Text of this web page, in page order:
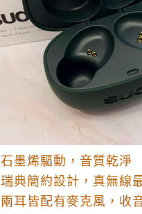
石墨烯驅動，音質乾淨
瑞典簡約設計，真無線
兩耳皆配有麥克風，收